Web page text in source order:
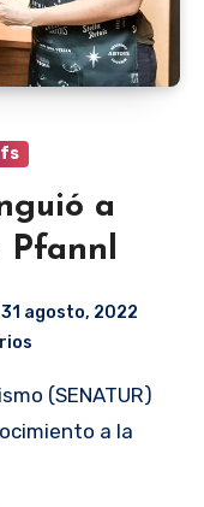
a
Pfannl
31 agosto, 2022
a la